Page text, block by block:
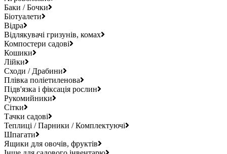
Баки / Бочки
Біотуалети
Відра
Відлякувачі гризунів, комах
Компостери садові
Кошики
Лійки
Сходи / Драбини
Плівка поліетиленова
Підв'язка і фіксація рослин
Рукомийники
Сітки
Тачки садові
Теплиці / Парники / Комплектуючі
Шпагати
Ящики для овочів, фруктів